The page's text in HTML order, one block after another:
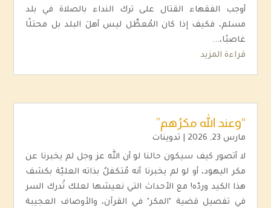
أوجب الفقهاء القتال على ترك النداء بالصلاة في بلد
مسلم، فكيف إذا كان المُعطِّل ليس أهلَ البلد بل محتلًا
غاصبًا،...
قراءة المزيد
“وعند الله مكرُهم”
مارس 23, 2026 تدوينات
لا أتصور كيف سيكون حالنا لو أن الله عز وجل لم يخبرنا عن
مكر اليهود، أو لو لم يخبرنا أنه مُتكفلٌ بذاته العليّة بكشف
هذا الكيد وردّه! مع الأحداث التي نعيشها لعلك تُدرك السر
في تفصيل قضية "المكر" في القرآن، والأوصاف العجيبة